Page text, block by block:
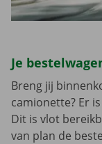
Je
Breng jij
camionette? Er
Dit is vlot
van plan de